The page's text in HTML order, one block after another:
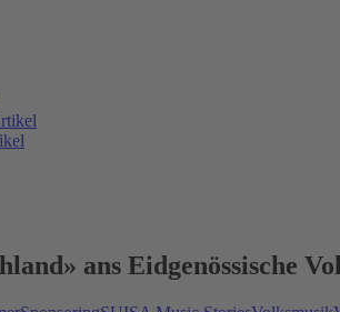
ans Eidgenössische